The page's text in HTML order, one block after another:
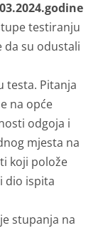
testiranju
da su odustali
testa. Pitanja
na opće
odgoja i
mjesta na
koji polože
dio ispita
stupanja na